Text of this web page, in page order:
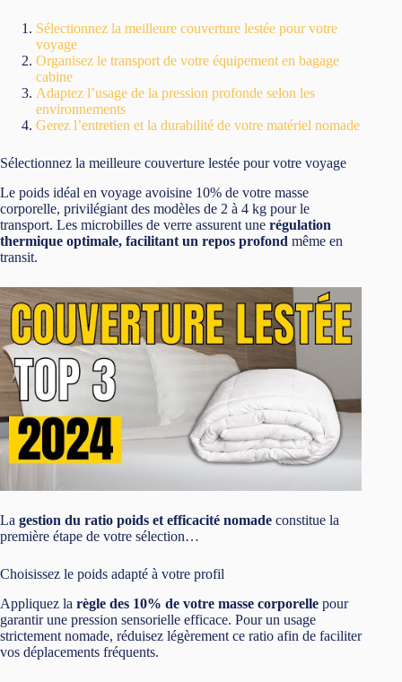
Sélectionnez la meilleure couverture lestée pour votre
voyage
Organisez le transport de votre équipement en bagage
cabine
Adaptez l’usage de la pression profonde selon les
environnements
Gerez l’entretien et la durabilité de votre matériel nomade
Sélectionnez la meilleure couverture lestée pour votre voyage
Le poids idéal en voyage avoisine 10% de votre masse
corporelle, privilégiant des modèles de 2 à 4 kg pour le
transport. Les microbilles de verre assurent une régulation
thermique optimale, facilitant un repos profond même en
transit.
La gestion du ratio poids et efficacité nomade constitue la
première étape de votre sélection…
Choisissez le poids adapté à votre profil
Appliquez la règle des 10% de votre masse corporelle pour
garantir une pression sensorielle efficace. Pour un usage
strictement nomade, réduisez légèrement ce ratio afin de faciliter
vos déplacements fréquents.